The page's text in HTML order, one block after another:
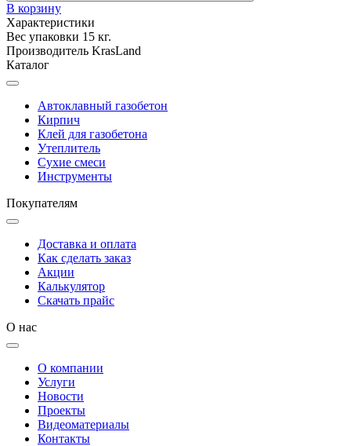
В корзину
Характеристики
Вес упаковки 15 кг.
Производитель KrasLand
Каталог
Автоклавный газобетон
Кирпич
Клей для газобетона
Утеплитель
Сухие смеси
Инструменты
Покупателям
Доставка и оплата
Как сделать заказ
Акции
Калькулятор
Скачать прайс
О нас
О компании
Услуги
Новости
Проекты
Видеоматериалы
Контакты